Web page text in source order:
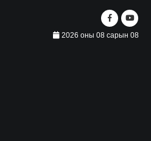
2026 оны 08 сарын 08